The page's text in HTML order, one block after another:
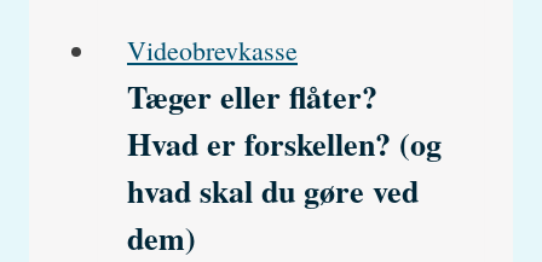
hvis
du
gør
det
Videobrevkasse
Tæger eller flåter?
Hvad er forskellen? (og
hvad skal du gøre ved
dem)